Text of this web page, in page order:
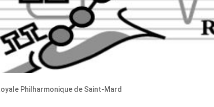
Philharmonique de Saint-Mard